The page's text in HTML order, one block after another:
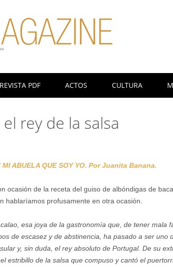
REVISTA PDF ACTOS CULTURA
el rey de la salsa
MI ABUELA QUE SOY YO. Por Juanita Banana.
ocasión de la receta del guiso de albóndigas de
hablaríamos profusamente en otra ocasión.
esa joya de la gastronomía que, de tener mala
de escasez y de abstinencia, ha pasado a ser uno
y, sin duda, el rey absoluto de Portugal. De su
estribillo de la salsa que compuso y cantó el